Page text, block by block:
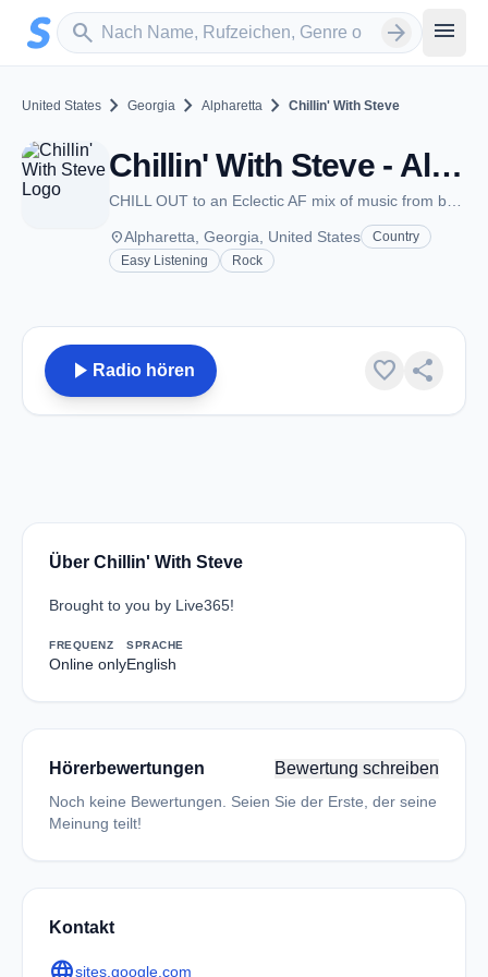
Zum Hauptinhalt springen
search
Sender suchen arrow_forward menu
United States chevron_right Georgia chevron_right Alpharetta chevron_right Chillin' With Steve
Chillin' With Steve - Alpharetta, GA
placeAlpharetta, Georgia, United States
Country
Easy Listening
Rock
play_arrow Radio hören favorite share
Über Chillin' With Steve
Brought to you by Live365!
FREQUENZ
Online only
SPRACHE
English
Hörerbewertungen Bewertung schreiben
Noch keine Bewertungen. Seien Sie der Erste, der seine
Meinung teilt!
Kontakt
sites.google.com